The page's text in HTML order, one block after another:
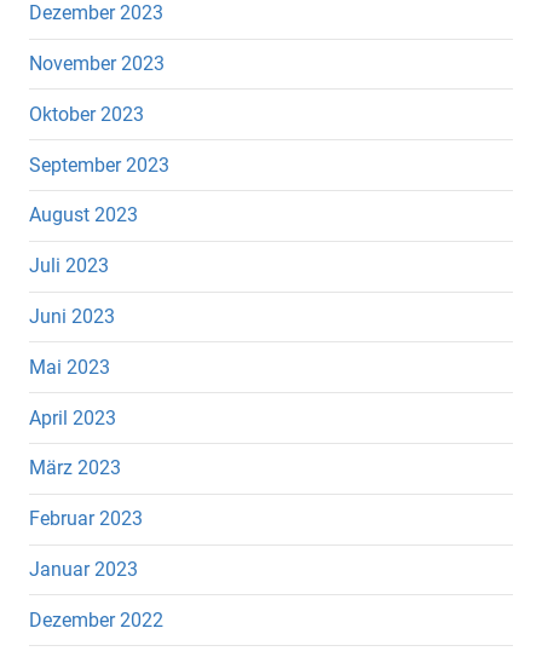
Dezember 2023
November 2023
Oktober 2023
September 2023
August 2023
Juli 2023
Juni 2023
Mai 2023
April 2023
März 2023
Februar 2023
Januar 2023
Dezember 2022